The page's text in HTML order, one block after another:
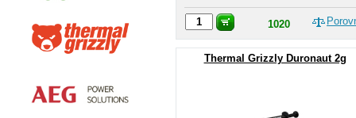
1020
Thermal Grizzly Duronaut 2g